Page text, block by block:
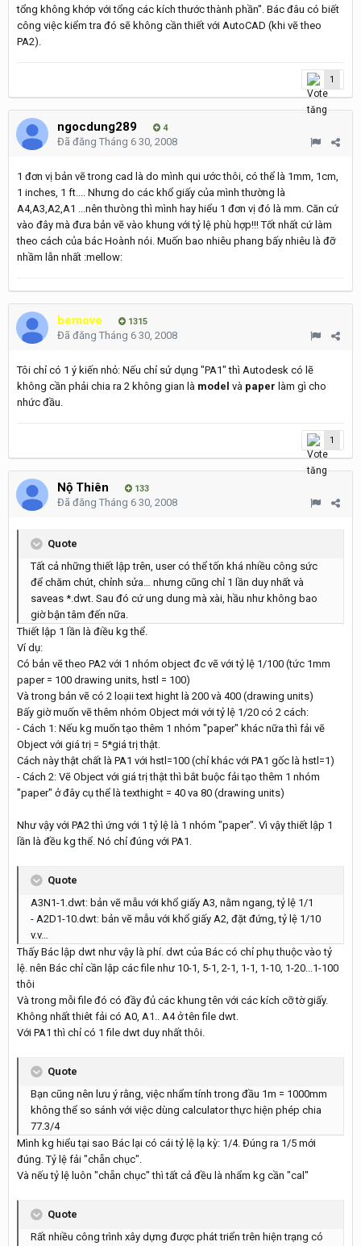
tổng không khớp với tổng các kích thước thành phần". Bác đâu có biết
công việc kiểm tra đó sẽ không cần thiết với AutoCAD (khi vẽ theo
PA2).
1
ngocdung289 4
Đã đăng Tháng 6 30, 2008
1 đơn vị bản vẽ trong cad là do mình qui ước thôi, có thể là 1mm, 1cm,
1 inches, 1 ft.... Nhưng do các khổ giấy của mình thường là
A4,A3,A2,A1 ...nên thưòng thì mình hay hiểu 1 đơn vị đó là mm. Căn cứ
vào đây mà đưa bản vẽ vào khung với tỷ lệ phù hợp!!! Tốt nhất cứ làm
theo cách của bác Hoành nói. Muốn bao nhiêu phang bấy nhiêu là đỡ
nhầm lẫn nhất :mellow:
bemove 1315
Đã đăng Tháng 6 30, 2008
Tôi chỉ có 1 ý kiến nhỏ: Nếu chỉ sử dụng "PA1" thì Autodesk có lẽ
không cần phải chia ra 2 không gian là model và paper làm gì cho
nhức đầu.
1
Nộ Thiên 133
Đã đăng Tháng 6 30, 2008
Quote
Tất cả những thiết lập trên, user có thể tốn khá nhiều công sức
để chăm chút, chỉnh sửa… nhưng cũng chỉ 1 lần duy nhất và
saveas *.dwt. Sau đó cứ ung dung mà xài, hầu như không bao
giờ bận tâm đến nữa.
Thiết lập 1 lần là điều kg thể.
Ví dụ:
Có bản vẽ theo PA2 với 1 nhóm object đc vẽ với tỷ lệ 1/100 (tức 1mm
paper = 100 drawing units, hstl = 100)
Và trong bản vẽ có 2 loạii text hight là 200 và 400 (drawing units)
Bấy giờ muốn vẽ thêm nhóm Object mới với tỷ lệ 1/20 có 2 cách:
- Cách 1: Nếu kg muốn tạo thêm 1 nhóm "paper" khác nữa thì fải vẽ
Object với giá trị = 5*giá trị thật.
Cách này thật chất là PA1 với hstl=100 (chỉ khác với PA1 gốc là hstl=1)
- Cách 2: Vẽ Object với giá trị thật thì bắt buộc fải tạo thêm 1 nhóm
"paper" ở đây cụ thể là texthight = 40 va 80 (drawing units)
Như vậy với PA2 thì ứng với 1 tỷ lệ là 1 nhóm "paper". Vì vậy thiết lập 1
lần là đều kg thể. Nó chỉ đúng với PA1.
Quote
A3N1-1.dwt: bản vẽ mẫu với khổ giấy A3, nằm ngang, tỷ lệ 1/1
- A2D1-10.dwt: bản vẽ mẫu với khổ giấy A2, đặt đứng, tỷ lệ 1/10
v.v…
Thấy Bác lập dwt như vậy là phí. dwt của Bác có chỉ phụ thuộc vào tỷ
lệ. nên Bác chỉ cần lập các file như 10-1, 5-1, 2-1, 1-1, 1-10, 1-20...1-100
thôi
Và trong mỗi file đó có đầy đủ các khung tên với các kích cỡ tờ giấy.
Không nhất thiêt fải có A0, A1.. A4 ở tên file dwt.
Với PA1 thì chỉ có 1 file dwt duy nhất thôi.
Quote
Bạn cũng nên lưu ý rằng, việc nhẩm tính trong đầu 1m = 1000mm
không thể so sánh với việc dùng calculator thực hiện phép chia
77.3/4
Mình kg hiểu tại sao Bác lại có cái tỷ lệ lạ kỳ: 1/4. Đúng ra 1/5 mới
đúng. Tỷ lệ fải "chẵn chục".
Và nếu tỷ lệ luôn "chẵn chục" thì tất cả đều là nhẩm kg cần "cal"
Quote
Rất nhiều công trình xây dựng được phát triển trên hiện trạng có